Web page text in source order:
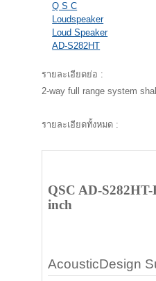
Q S C
Loudspeaker
Loud Speaker
AD-S282HT
รายละเอียดย่อ :
2-way full range system
รายละเอียดทั้งหมด :
QSC AD-
inch
AcousticDesign